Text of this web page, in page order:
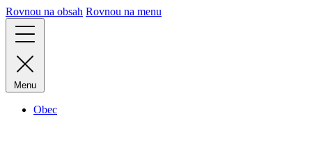
Rovnou na obsah Rovnou na menu
Menu
Obec